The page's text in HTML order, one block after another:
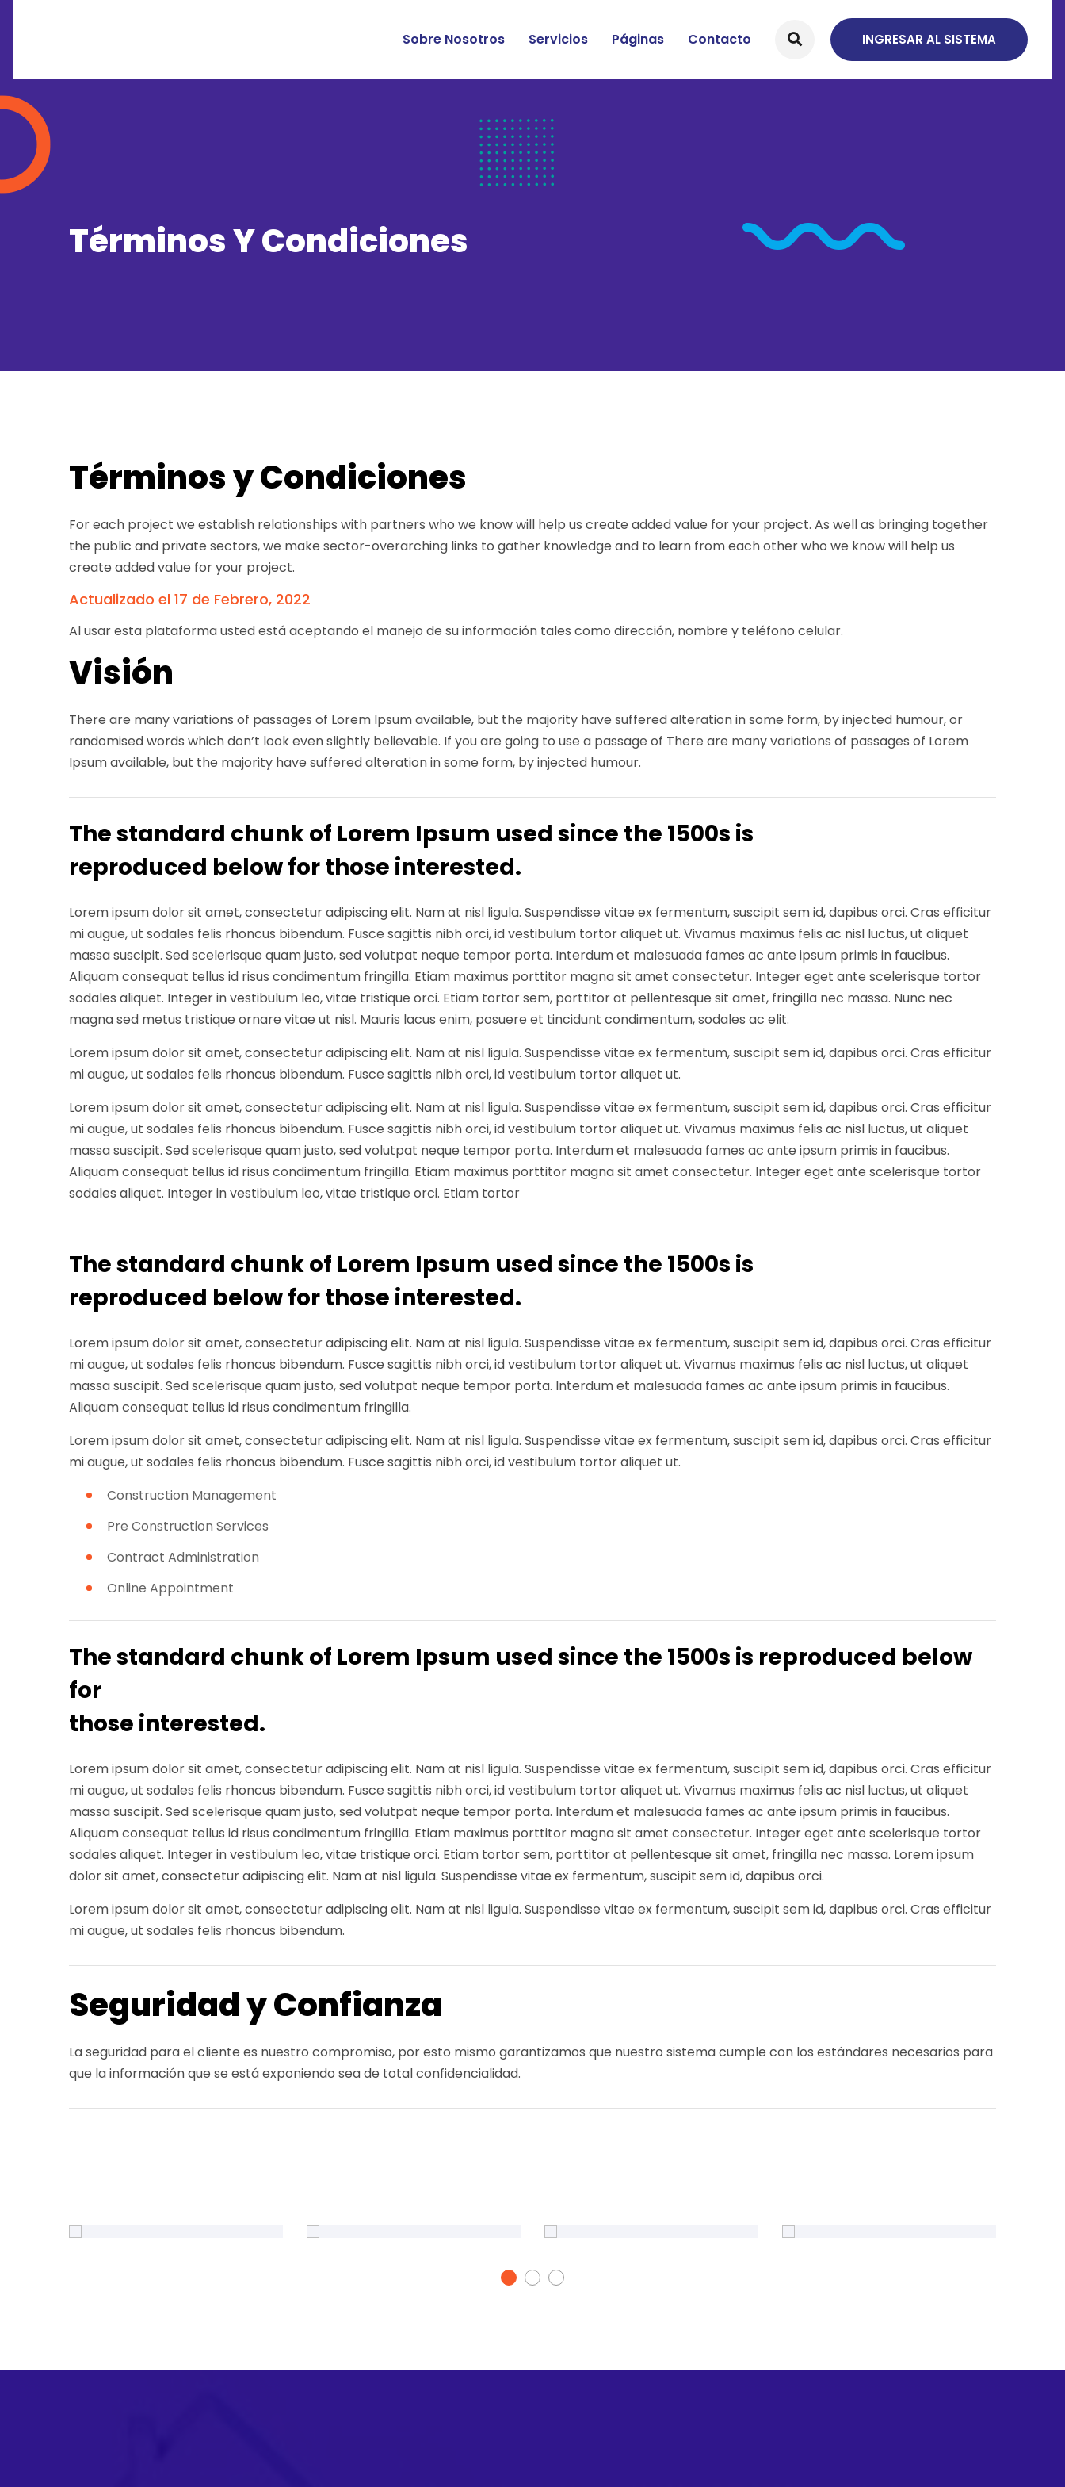
Sobre Nosotros Servicios Páginas Contacto INGRESAR AL SISTEMA
Términos Y Condiciones
Términos y Condiciones
For each project we establish relationships with partners who we know will help us create added value for your project. As well as bringing together
the public and private sectors, we make sector-overarching links to gather knowledge and to learn from each other who we know will help us
create added value for your project.
Actualizado el 17 de Febrero, 2022
Al usar esta plataforma usted está aceptando el manejo de su información tales como dirección, nombre y teléfono celular.
Visión
There are many variations of passages of Lorem Ipsum available, but the majority have suffered alteration in some form, by injected humour, or
randomised words which don’t look even slightly believable. If you are going to use a passage of There are many variations of passages of Lorem
Ipsum available, but the majority have suffered alteration in some form, by injected humour.
The standard chunk of Lorem Ipsum used since the 1500s is
reproduced below for those interested.
Lorem ipsum dolor sit amet, consectetur adipiscing elit. Nam at nisl ligula. Suspendisse vitae ex fermentum, suscipit sem id, dapibus orci. Cras efficitur
mi augue, ut sodales felis rhoncus bibendum. Fusce sagittis nibh orci, id vestibulum tortor aliquet ut. Vivamus maximus felis ac nisl luctus, ut aliquet
massa suscipit. Sed scelerisque quam justo, sed volutpat neque tempor porta. Interdum et malesuada fames ac ante ipsum primis in faucibus.
Aliquam consequat tellus id risus condimentum fringilla. Etiam maximus porttitor magna sit amet consectetur. Integer eget ante scelerisque tortor
sodales aliquet. Integer in vestibulum leo, vitae tristique orci. Etiam tortor sem, porttitor at pellentesque sit amet, fringilla nec massa. Nunc nec
magna sed metus tristique ornare vitae ut nisl. Mauris lacus enim, posuere et tincidunt condimentum, sodales ac elit.
Lorem ipsum dolor sit amet, consectetur adipiscing elit. Nam at nisl ligula. Suspendisse vitae ex fermentum, suscipit sem id, dapibus orci. Cras efficitur
mi augue, ut sodales felis rhoncus bibendum. Fusce sagittis nibh orci, id vestibulum tortor aliquet ut.
Lorem ipsum dolor sit amet, consectetur adipiscing elit. Nam at nisl ligula. Suspendisse vitae ex fermentum, suscipit sem id, dapibus orci. Cras efficitur
mi augue, ut sodales felis rhoncus bibendum. Fusce sagittis nibh orci, id vestibulum tortor aliquet ut. Vivamus maximus felis ac nisl luctus, ut aliquet
massa suscipit. Sed scelerisque quam justo, sed volutpat neque tempor porta. Interdum et malesuada fames ac ante ipsum primis in faucibus.
Aliquam consequat tellus id risus condimentum fringilla. Etiam maximus porttitor magna sit amet consectetur. Integer eget ante scelerisque tortor
sodales aliquet. Integer in vestibulum leo, vitae tristique orci. Etiam tortor
The standard chunk of Lorem Ipsum used since the 1500s is
reproduced below for those interested.
Lorem ipsum dolor sit amet, consectetur adipiscing elit. Nam at nisl ligula. Suspendisse vitae ex fermentum, suscipit sem id, dapibus orci. Cras efficitur
mi augue, ut sodales felis rhoncus bibendum. Fusce sagittis nibh orci, id vestibulum tortor aliquet ut. Vivamus maximus felis ac nisl luctus, ut aliquet
massa suscipit. Sed scelerisque quam justo, sed volutpat neque tempor porta. Interdum et malesuada fames ac ante ipsum primis in faucibus.
Aliquam consequat tellus id risus condimentum fringilla.
Lorem ipsum dolor sit amet, consectetur adipiscing elit. Nam at nisl ligula. Suspendisse vitae ex fermentum, suscipit sem id, dapibus orci. Cras efficitur
mi augue, ut sodales felis rhoncus bibendum. Fusce sagittis nibh orci, id vestibulum tortor aliquet ut.
Construction Management
Pre Construction Services
Contract Administration
Online Appointment
The standard chunk of Lorem Ipsum used since the 1500s is reproduced below
for
those interested.
Lorem ipsum dolor sit amet, consectetur adipiscing elit. Nam at nisl ligula. Suspendisse vitae ex fermentum, suscipit sem id, dapibus orci. Cras efficitur
mi augue, ut sodales felis rhoncus bibendum. Fusce sagittis nibh orci, id vestibulum tortor aliquet ut. Vivamus maximus felis ac nisl luctus, ut aliquet
massa suscipit. Sed scelerisque quam justo, sed volutpat neque tempor porta. Interdum et malesuada fames ac ante ipsum primis in faucibus.
Aliquam consequat tellus id risus condimentum fringilla. Etiam maximus porttitor magna sit amet consectetur. Integer eget ante scelerisque tortor
sodales aliquet. Integer in vestibulum leo, vitae tristique orci. Etiam tortor sem, porttitor at pellentesque sit amet, fringilla nec massa. Lorem ipsum
dolor sit amet, consectetur adipiscing elit. Nam at nisl ligula. Suspendisse vitae ex fermentum, suscipit sem id, dapibus orci.
Lorem ipsum dolor sit amet, consectetur adipiscing elit. Nam at nisl ligula. Suspendisse vitae ex fermentum, suscipit sem id, dapibus orci. Cras efficitur
mi augue, ut sodales felis rhoncus bibendum.
Seguridad y Confianza
La seguridad para el cliente es nuestro compromiso, por esto mismo garantizamos que nuestro sistema cumple con los estándares necesarios para
que la información que se está exponiendo sea de total confidencialidad.